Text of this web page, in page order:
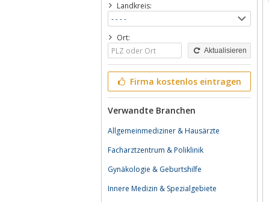
Landkreis:
Ort:
Aktualisieren
Firma kostenlos eintragen
Verwandte Branchen
Allgemeinmediziner & Hausärzte
Facharztzentrum & Poliklinik
Gynäkologie & Geburtshilfe
Innere Medizin & Spezialgebiete